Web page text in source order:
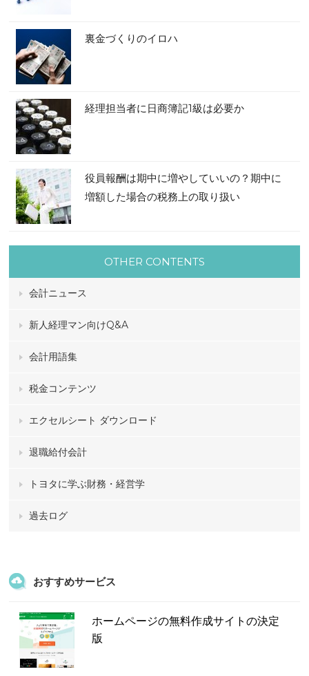
裏金づくりのイロハ
経理担当者に日商簿記1級は必要か
役員報酬は期中に増やしていいの？期中に
増額した場合の税務上の取り扱い
OTHER CONTENTS
会計ニュース
新人経理マン向けQ&A
会計用語集
税金コンテンツ
エクセルシート ダウンロード
退職給付会計
トヨタに学ぶ財務・経営学
過去ログ
おすすめサービス
ホームページの無料作成サイトの決定
版